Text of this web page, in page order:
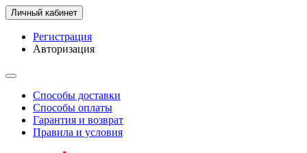
Личный кабинет
Регистрация
Авторизация
Способы доставки
Способы оплаты
Гарантия и возврат
Правила и условия